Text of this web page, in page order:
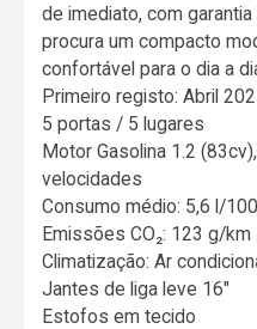
de imediato, com
procura um compacto
confortável para o dia a
Primeiro registo: Abril
5 portas / 5 lugares
Motor Gasolina 1.2
velocidades
Consumo médio: 5,6 l/
Emissões CO₂: 123 g/km
Climatização: Ar
Jantes de liga leve 16"
Estofos em tecido